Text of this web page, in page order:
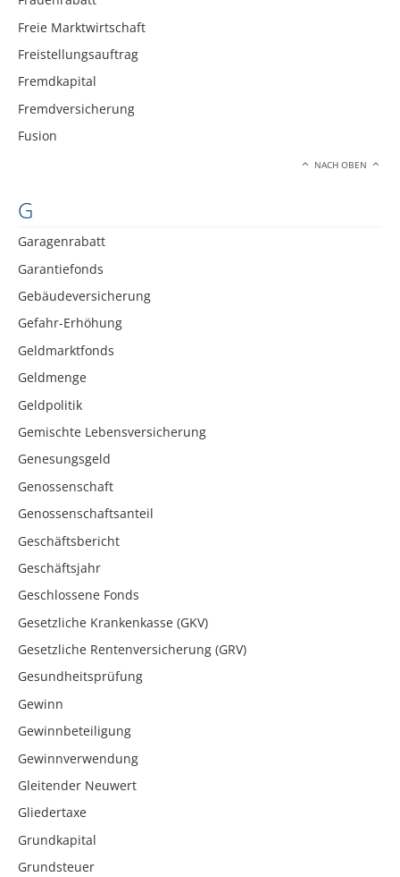
Freie Marktwirtschaft
Freistellungsauftrag
Fremdkapital
Fremdversicherung
Fusion
NACH OBEN
G
Garagenrabatt
Garantiefonds
Gebäudeversicherung
Gefahr-Erhöhung
Geldmarktfonds
Geldmenge
Geldpolitik
Gemischte Lebensversicherung
Genesungsgeld
Genossenschaft
Genossenschaftsanteil
Geschäftsbericht
Geschäftsjahr
Geschlossene Fonds
Gesetzliche Krankenkasse (GKV)
Gesetzliche Rentenversicherung (GRV)
Gesundheitsprüfung
Gewinn
Gewinnbeteiligung
Gewinnverwendung
Gleitender Neuwert
Gliedertaxe
Grundkapital
Grundsteuer